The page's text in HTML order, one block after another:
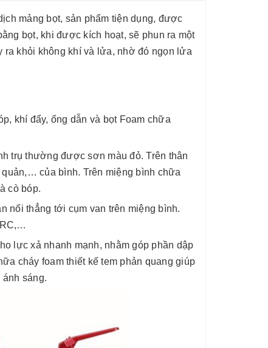
mảng bọt, sản phẩm tiện dụng, được
bọt, khi được kích hoạt, sẽ phun ra một
ra khỏi không khí và lửa, nhờ đó ngọn lửa
khí đẩy, ống dẫn và bọt Foam chữa
trụ thường được sơn màu đỏ. Trên thân
của bình. Trên miệng bình chữa
cò bóp.
nối thẳng tới cụm van trên miệng bình.
lực xả nhanh mạnh, nhằm góp phần dập
cháy foam thiết kế tem phản quang giúp
sáng.